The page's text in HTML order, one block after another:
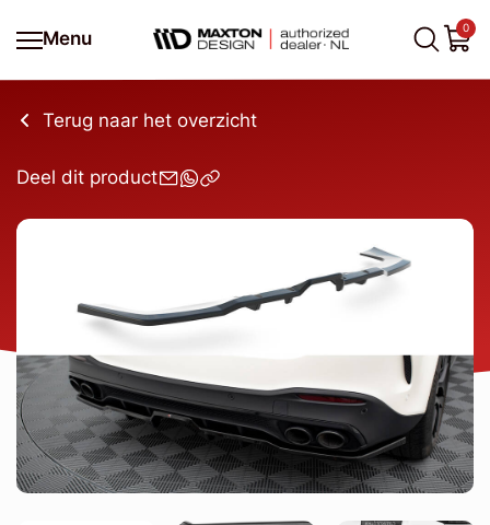
Menu
0
Terug naar het overzicht
Deel dit product